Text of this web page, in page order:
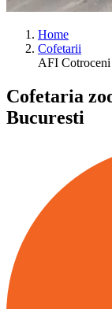
Home
Cofetarii
AFI
Cofetaria
Bucuresti